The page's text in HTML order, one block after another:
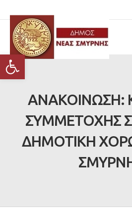
Ανοίξτε τη γραμμή εργαλείων
ΑΝΑΚΟΙΝΩΣΗ:
ΣΥΜΜΕΤΟΧΗΣ
ΔΗΜΟΤΙΚΗ